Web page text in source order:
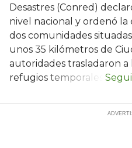
Desastres (Conred)
nivel nacional y ordenó
dos comunidades
unos 35 kilómetros de
autoridades trasladaron a
refugios temporales.